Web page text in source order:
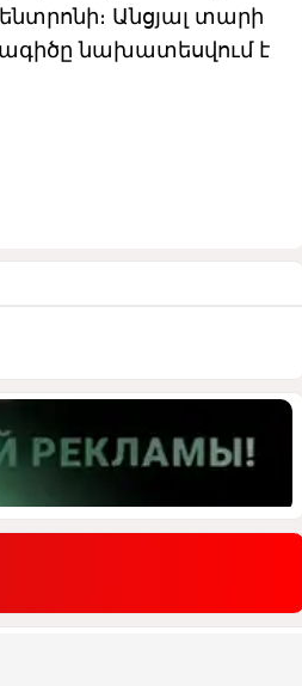
Անցյալ տարի
նախատեսվում է